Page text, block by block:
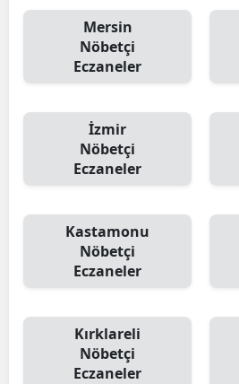
Mersin
Nöbetçi
Eczaneler
İzmir
Nöbetçi
Eczaneler
Kastamonu
Nöbetçi
Eczaneler
Kırklareli
Nöbetçi
Eczaneler